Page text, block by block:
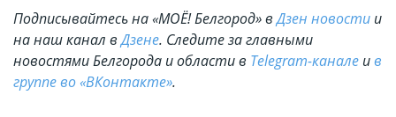
Подписывайтесь на «МОЁ! Белгород» вДзен новости и
на наш канал вДзене. Cледите за главными
новостями Белгорода и области в Telegram-канале ив
группе во «ВКонтакте».